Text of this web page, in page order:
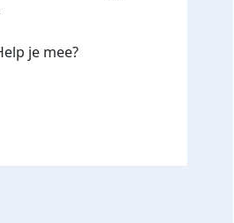
je mee?